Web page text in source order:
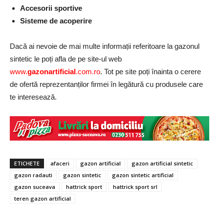
Accesorii sportive
Sisteme de acoperire
Dacă ai nevoie de mai multe informații referitoare la gazonul
sintetic le poți afla de pe site-ul web
www.gazonartificial.com.ro. Tot pe site poți înainta o cerere
de ofertă reprezentanților firmei în legătură cu produsele care
te interesează.
ETICHETE afaceri gazon artificial
gazon artificial sintetic
gazon radauti
gazon sintetic
gazon sintetic artificial
gazon suceava
hattrick sport
hattrick sport srl
teren gazon artificial